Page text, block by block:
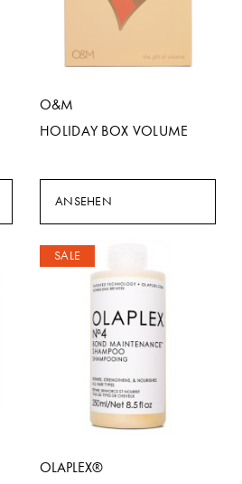
O&M
HOLIDAY BOX VOLUME
ANSEHEN
SALE
OLAPLEX®